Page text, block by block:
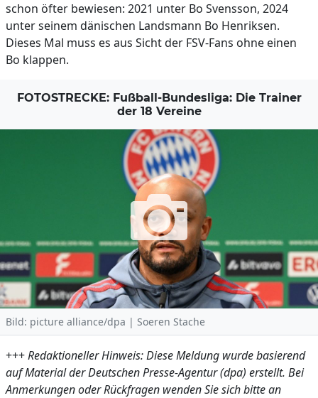
schon öfter bewiesen: 2021 unter Bo Svensson, 2024
unter seinem dänischen Landsmann Bo Henriksen.
Dieses Mal muss es aus Sicht der FSV-Fans ohne einen
Bo klappen.
FOTOSTRECKE: Fußball-Bundesliga: Die Trainer
der 18 Vereine
Bild: picture alliance/dpa | Soeren Stache
+++Redaktioneller Hinweis: Diese Meldung wurde basierend
auf Material der Deutschen Presse-Agentur (dpa) erstellt. Bei
Anmerkungen oder Rückfragen wenden Sie sich bitte an